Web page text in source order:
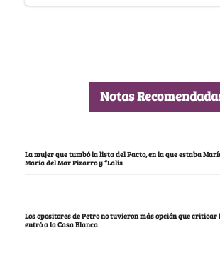
Notas
La mujer que tumbó la lista del Pacto, en la que estaba
María del Mar Pizarro y “Lalis
Los opositores de Petro no tuvieron más opción que
entró a la Casa Blanca